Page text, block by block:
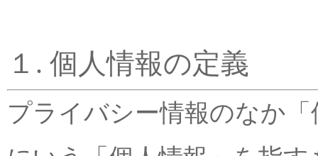
１. 個人情報の定義
プライバシー情報のなか